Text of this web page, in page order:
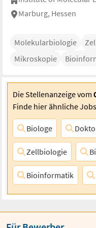
Marburg, Hessen
Molekularbiologie
Mikroskopie
Die Stellenanzeige vom
Finde hier ähnliche
Biologe
Zellbiologie
Bioinformatik
Abteilungsleiter
München, Bayern
07.08.2026
Kundenbetreuung
Kalkulation
Pflegekraft
(m/w/d)
m&i-Klinikgruppe